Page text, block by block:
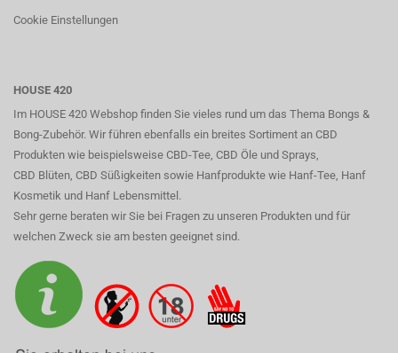
Cookie Einstellungen
HOUSE 420
Im HOUSE 420 Webshop finden Sie vieles rund um das Thema Bongs &
Bong-Zubehör. Wir führen ebenfalls ein breites Sortiment an CBD
Produkten wie beispielsweise CBD-Tee, CBD Öle und Sprays,
CBD Blüten, CBD Süßigkeiten sowie Hanfprodukte wie Hanf-Tee, Hanf
Kosmetik und Hanf Lebensmittel.
Sehr gerne beraten wir Sie bei Fragen zu unseren Produkten und für
welchen Zweck sie am besten geeignet sind.